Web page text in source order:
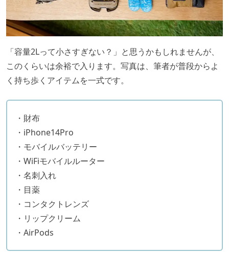
「容量2Lって小さすぎない？」と思うかもしれませんが、
このくらいは余裕で入ります。写真は、筆者が普段からよ
く持ち歩くアイテムを一式です。
・財布
・iPhone14Pro
・モバイルバッテリー
・WiFiモバイルルーター
・名刺入れ
・目薬
・コンタクトレンズ
・リップクリーム
・AirPods